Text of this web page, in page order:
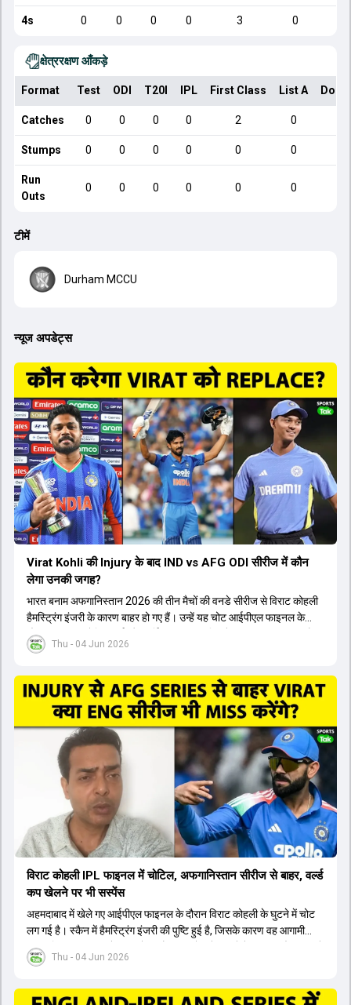
4s 0 0 0 0 3 0
क्षेत्ररक्षण आँकड़े
Format Test ODI T20I IPL First Class List A
Catches 0 0 0 0 2 0
Stumps 0 0 0 0 0 0
Run
Outs
0 0 0 0 0 0
टीमें
Durham MCCU
न्यूज अपडेट्स
Thu - 04 Jun 2026
Virat Kohli की Injury के बाद IND vs AFG ODI सीरीज में कौन
लेगा उनकी जगह?
भारत बनाम अफगानिस्तान 2026 की तीन मैचों की वनडे सीरीज से विराट कोहली
हैमस्ट्रिंग इंजरी के कारण बाहर हो गए हैं। उन्हें यह चोट आईपीएल फाइनल के
दौरान लगी थी। रोहित शर्मा और हार्दिक पांड्या की फिटनेस पर भी अभी सवाल हैं,
इसलिए नंबर तीन पर कोहली की जगह एक मजबूत विकल्प खोजना जरूरी है। इस
रुतुराज गायकवाड़ 58.8 की लिस्ट ए औसत के साथ एक मजबूत विकल्प हैं। संजू
सैमसन भी बड़े दावेदार हैं, जिनका वनडे क्रिकेट में 56 से ज्यादा का औसत है।
यशस्वी जायसवाल को भी मौका मिल सकता है, हालांकि उनके बैटिंग ऑर्डर पर
विचार करना होगा। इसके अलावा 82 से ज्यादा की लिस्ट ए औसत वाले देवदत्त
पडिक्कल भी एक शानदार विकल्प हो सकते हैं। टीम मैनेजमेंट स्क्वाड में पहले से
मौजूद ईशान किशन को भी नंबर तीन पर खिलाने का फैसला कर सकती है।
Thu - 04 Jun 2026
विराट कोहली IPL फाइनल में चोटिल, अफगानिस्तान सीरीज से बाहर, वर्ल्ड
कप खेलने पर भी सस्पेंस
अहमदाबाद में खेले गए आईपीएल फाइनल के दौरान विराट कोहली के घुटने में चोट
लग गई है। स्कैन में हैमस्ट्रिंग इंजरी की पुष्टि हुई है, जिसके कारण वह आगामी
अफगानिस्तान सीरीज से बाहर हो गए हैं। इस चोट से उबरने में सामान्य तौर पर 4 से
12 हफ्ते का समय लग सकता है, और अगर सर्जरी की जरूरत पड़ी तो 3 से 5 महीने
सेंटर ऑफ एक्सीलेंस जाएंगे। इस गंभीर चोट के कारण 14 जुलाई से शुरू होने वाले